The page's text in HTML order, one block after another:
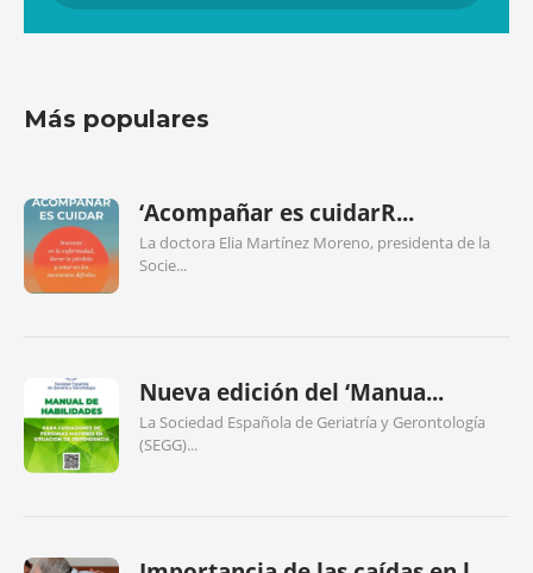
Más populares
‘Acompañar es cuidarR...
La doctora Elia Martínez Moreno, presidenta de la
Socie...
Nueva edición del ‘Manua...
La Sociedad Española de Geriatría y Gerontología
(SEGG)...